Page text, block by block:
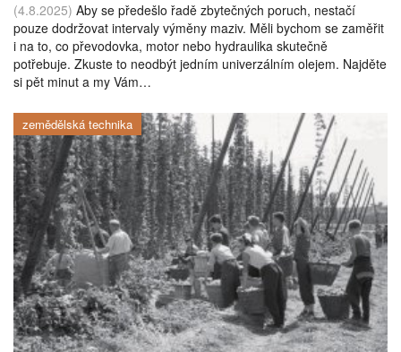
(4.8.2025) Aby se předešlo řadě zbytečných poruch, nestačí
pouze dodržovat intervaly výměny maziv. Měli bychom se zaměřit
i na to, co převodovka, motor nebo hydraulika skutečně
potřebuje. Zkuste to neodbýt jedním univerzálním olejem. Najděte
si pět minut a my Vám…
zemědělská technika